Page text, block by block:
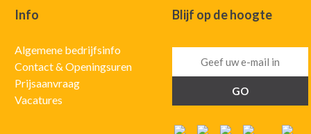
Info
Algemene bedrijfsinfo
Contact & Openingsuren
Prijsaanvraag
Vacatures
Blijf op de hoogte